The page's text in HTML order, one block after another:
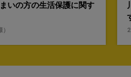
いの方の生活保護に関す
）